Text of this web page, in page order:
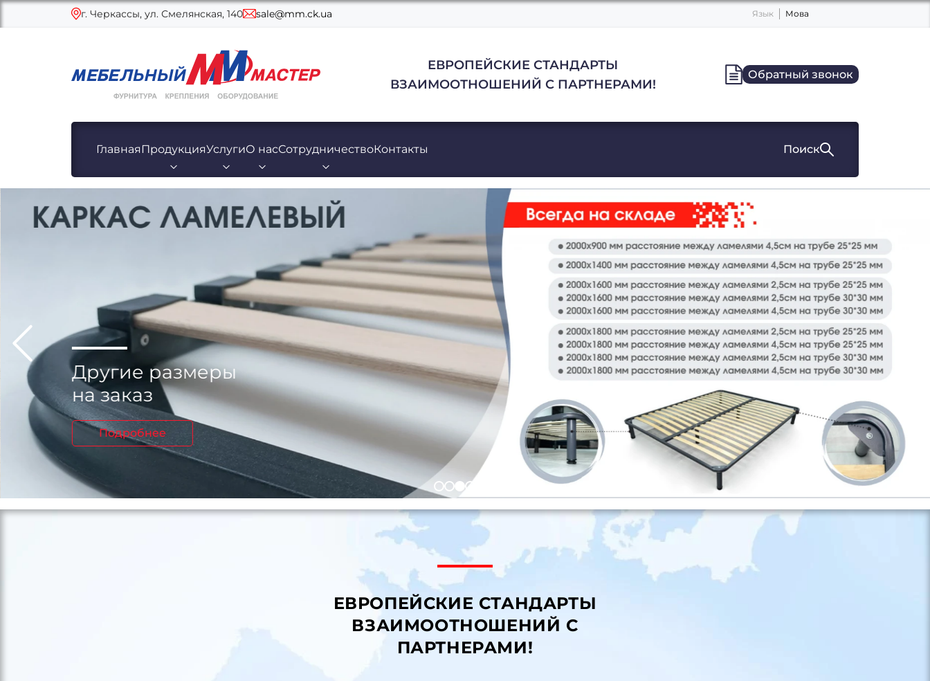
г. Черкассы, ул. Смелянская, 140 sale@mm.ck.ua Язык Мова
ЕВРОПЕЙСКИЕ СТАНДАРТЫ
ВЗАИМООТНОШЕНИЙ С ПАРТНЕРАМИ!
Обратный звонок
Главная ПродукцияУслугиО насСотрудничествоКонтакты Поиск
Другие размеры
на заказ
Подробнее
ЕВРОПЕЙСКИЕ СТАНДАРТЫ
ВЗАИМООТНОШЕНИЙ С
ПАРТНЕРАМИ!